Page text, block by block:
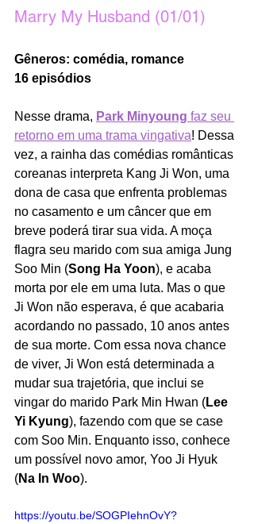
Marry My Husband (01/01)
Gêneros: comédia, romance
16 episódios
Nesse drama, Park Minyoung faz seu
retorno em uma trama vingativa! Dessa
vez, a rainha das comédias românticas
coreanas interpreta Kang Ji Won, uma
dona de casa que enfrenta problemas
no casamento e um câncer que em
breve poderá tirar sua vida. A moça
flagra seu marido com sua amiga Jung
Soo Min (Song Ha Yoon), e acaba
morta por ele em uma luta. Mas o que
Ji Won não esperava, é que acabaria
acordando no passado, 10 anos antes
de sua morte. Com essa nova chance
de viver, Ji Won está determinada a
mudar sua trajetória, que inclui se
vingar do marido Park Min Hwan (Lee
Yi Kyung), fazendo com que se case
com Soo Min. Enquanto isso, conhece
um possível novo amor, Yoo Ji Hyuk
(Na In Woo).
https://youtu.be/SOGPIehnOvY?